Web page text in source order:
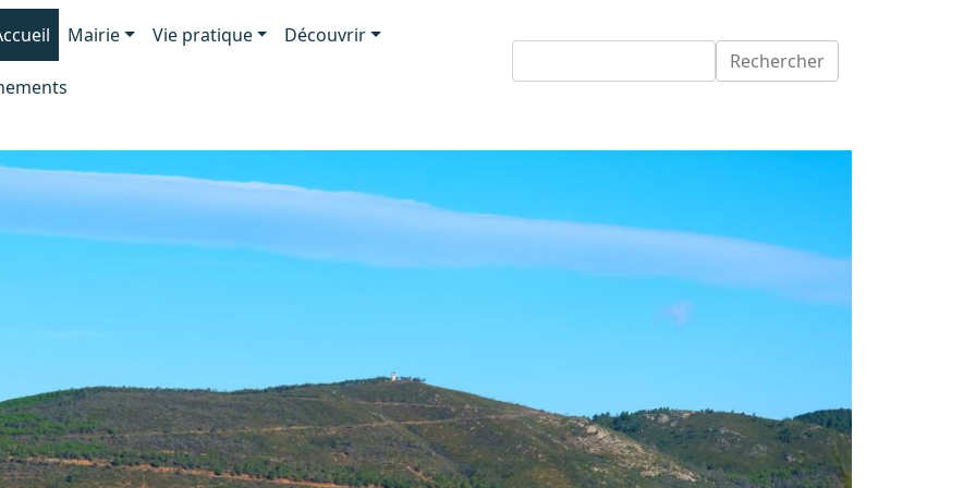
PRINCIPALE
Mairie Vie pratique Découvrir
Rechercher